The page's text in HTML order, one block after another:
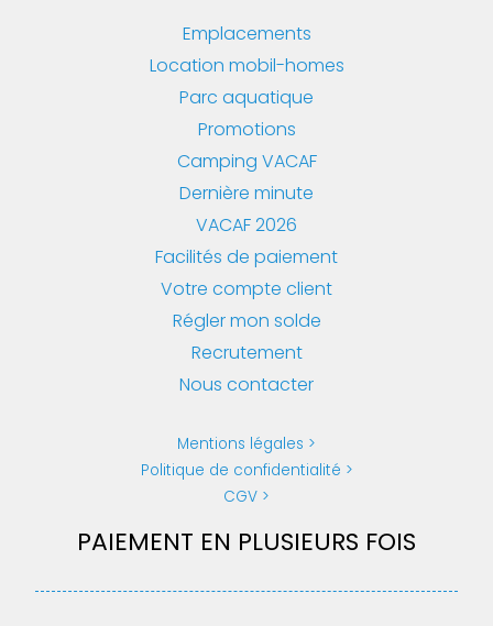
Emplacements
Location mobil-homes
Parc aquatique
Promotions
Camping VACAF
Dernière minute
VACAF 2026
Facilités de paiement
Votre compte client
Régler mon solde
Recrutement
Nous contacter
Mentions légales
Politique de confidentialité
CGV
PAIEMENT EN PLUSIEURS FOIS